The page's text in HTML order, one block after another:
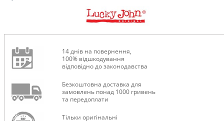
14 днів на повернення,
100% відшкодування
відповідно до законодавства
Безкоштовна доставка для
замовлень понад 1000 гривень
та передоплати
Тільки оригінальні